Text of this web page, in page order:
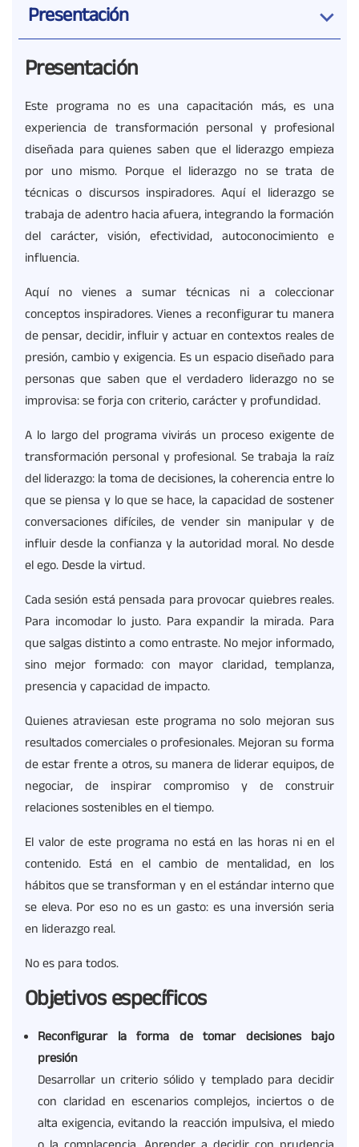
Presentación
Presentación
Este programa no es una capacitación más, es una
experiencia de transformación personal y profesional
diseñada para quienes saben que el liderazgo empieza
por uno mismo. Porque el liderazgo no se trata de
técnicas o discursos inspiradores. Aquí el liderazgo se
trabaja de adentro hacia afuera, integrando la formación
del carácter, visión, efectividad, autoconocimiento e
influencia.
Aquí no vienes a sumar técnicas ni a coleccionar
conceptos inspiradores. Vienes a reconfigurar tu manera
de pensar, decidir, influir y actuar en contextos reales de
presión, cambio y exigencia. Es un espacio diseñado para
personas que saben que el verdadero liderazgo no se
improvisa: se forja con criterio, carácter y profundidad.
A lo largo del programa vivirás un proceso exigente de
transformación personal y profesional. Se trabaja la raíz
del liderazgo: la toma de decisiones, la coherencia entre lo
que se piensa y lo que se hace, la capacidad de sostener
conversaciones difíciles, de vender sin manipular y de
influir desde la confianza y la autoridad moral. No desde
el ego. Desde la virtud.
Cada sesión está pensada para provocar quiebres reales.
Para incomodar lo justo. Para expandir la mirada. Para
que salgas distinto a como entraste. No mejor informado,
sino mejor formado: con mayor claridad, templanza,
presencia y capacidad de impacto.
Quienes atraviesan este programa no solo mejoran sus
resultados comerciales o profesionales. Mejoran su forma
de estar frente a otros, su manera de liderar equipos, de
negociar, de inspirar compromiso y de construir
relaciones sostenibles en el tiempo.
El valor de este programa no está en las horas ni en el
contenido. Está en el cambio de mentalidad, en los
hábitos que se transforman y en el estándar interno que
se eleva. Por eso no es un gasto: es una inversión seria
en liderazgo real.
No es para todos.
Objetivos específicos
Reconfigurar la forma de tomar decisiones bajo
presión
Desarrollar un criterio sólido y templado para decidir
con claridad en escenarios complejos, inciertos o de
alta exigencia, evitando la reacción impulsiva, el miedo